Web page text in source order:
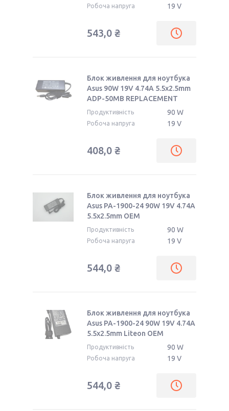
Робоча напруга 19 V
543,0 ₴
Блок живлення для ноутбука
Asus 90W 19V 4.74A 5.5x2.5mm
ADP-50MB REPLACEMENT
Продуктивність 90 W
Робоча напруга 19 V
408,0 ₴
Блок живлення для ноутбука
Asus PA-1900-24 90W 19V 4.74A
5.5x2.5mm ОЕМ
Продуктивність 90 W
Робоча напруга 19 V
544,0 ₴
Блок живлення для ноутбука
Asus PA-1900-24 90W 19V 4.74A
5.5x2.5mm Liteon OEM
Продуктивність 90 W
Робоча напруга 19 V
544,0 ₴